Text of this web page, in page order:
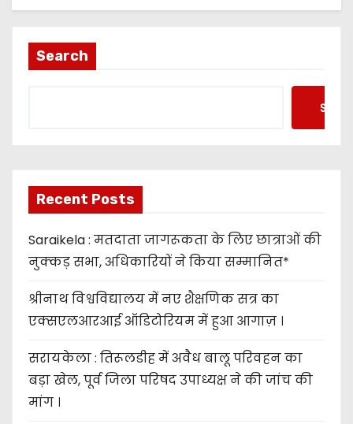
Search
Recent Posts
Saraikela : मतदाता जागरूकता के लिए छात्राओं की
नुक्कड़ सभा, अधिकारियों ने किया सम्मानित*
श्रीनाथ विश्वविद्यालय में नए शैक्षणिक सत्र का
एक्सएलआरआई ऑडिटोरियम में हुआ आगाज़ ।
सरायकेला : तिरूलडीह में अवैध बालू परिवहन का
बड़ा खेल, पूर्व जिला परिषद उपाध्यक्ष ने की जांच की
मांग ।